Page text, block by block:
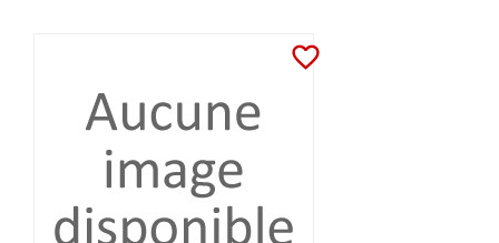
favorite_border